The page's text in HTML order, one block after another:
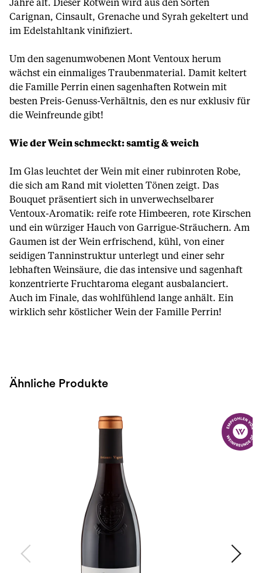
Jahre alt. Dieser Rotwein wird aus den Sorten
Carignan, Cinsault, Grenache und Syrah gekeltert und
im Edelstahltank vinifiziert.
Um den sagenumwobenen Mont Ventoux herum
wächst ein einmaliges Traubenmaterial. Damit keltert
die Famille Perrin einen sagenhaften Rotwein mit
besten Preis-Genuss-Verhältnis, den es nur exklusiv für
die Weinfreunde gibt!
Wie der Wein schmeckt: samtig & weich
Im Glas leuchtet der Wein mit einer rubinroten Robe,
die sich am Rand mit violetten Tönen zeigt. Das
Bouquet präsentiert sich in unverwechselbarer
Ventoux-Aromatik: reife rote Himbeeren, rote Kirschen
und ein würziger Hauch von Garrigue-Sträuchern. Am
Gaumen ist der Wein erfrischend, kühl, von einer
seidigen Tanninstruktur unterlegt und einer sehr
lebhaften Weinsäure, die das intensive und sagenhaft
konzentrierte Fruchtaroma elegant ausbalanciert.
Auch im Finale, das wohlfühlend lange anhält. Ein
wirklich sehr köstlicher Wein der Famille Perrin!
Ähnliche Produkte